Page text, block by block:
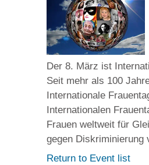
Der 8. März ist
Seit mehr als 100
Internationale
Internationalen
Frauen weltweit für
gegen Diskriminierung
Return to Event list